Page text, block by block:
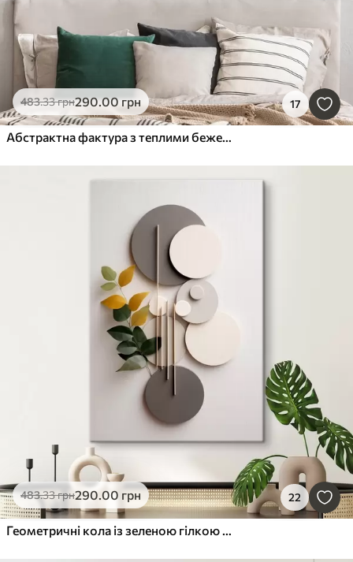
483.33грн290.00грн 17
Абстрактна фактура з теплими бежевими мазками
483.33грн290.00 грн 22
Геометричні кола із зеленою гілкою з листям